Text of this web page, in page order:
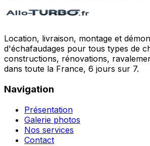
Location, livraison, montage et
d'échafaudages pour tous types de
constructions, rénovations,
dans toute la France, 6 jours sur 7.
Navigation
Présentation
Galerie photos
Nos services
Contact